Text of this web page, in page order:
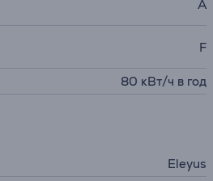
A
F
80 кВт/ч в год
Eleyus